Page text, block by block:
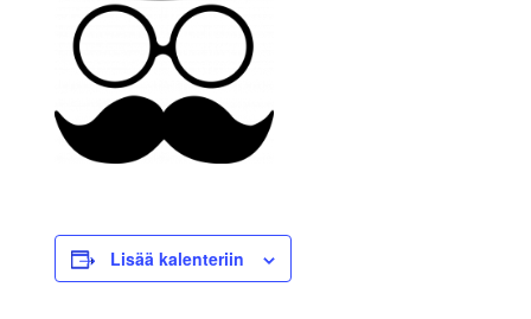
Lisää kalenteriin